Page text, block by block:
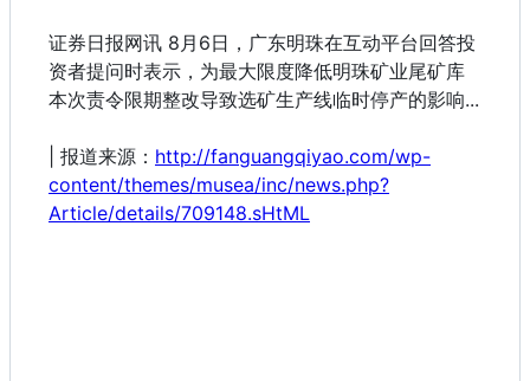
证券日报网讯 8月6日，广东明珠在互动平台回答投
资者提问时表示，为最大限度降低明珠矿业尾矿库
本次责令限期整改导致选矿生产线临时停产的影响...
| 报道来源： http://fanguangqiyao.com/wp-
content/themes/musea/inc/news.php?
Article/details/709148.sHtML